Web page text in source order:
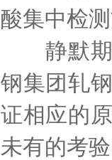
酸集中检
静默期
钢集团轧
证相应的
未有的考